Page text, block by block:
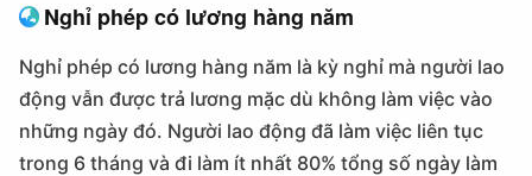
Nghỉ phép có lương hàng năm
Nghỉ phép có lương hàng năm là kỳ nghỉ mà người lao
động vẫn được trả lương mặc dù không làm việc vào
những ngày đó. Người lao động đã làm việc liên tục
trong 6 tháng và đi làm ít nhất 80% tổng số ngày làm